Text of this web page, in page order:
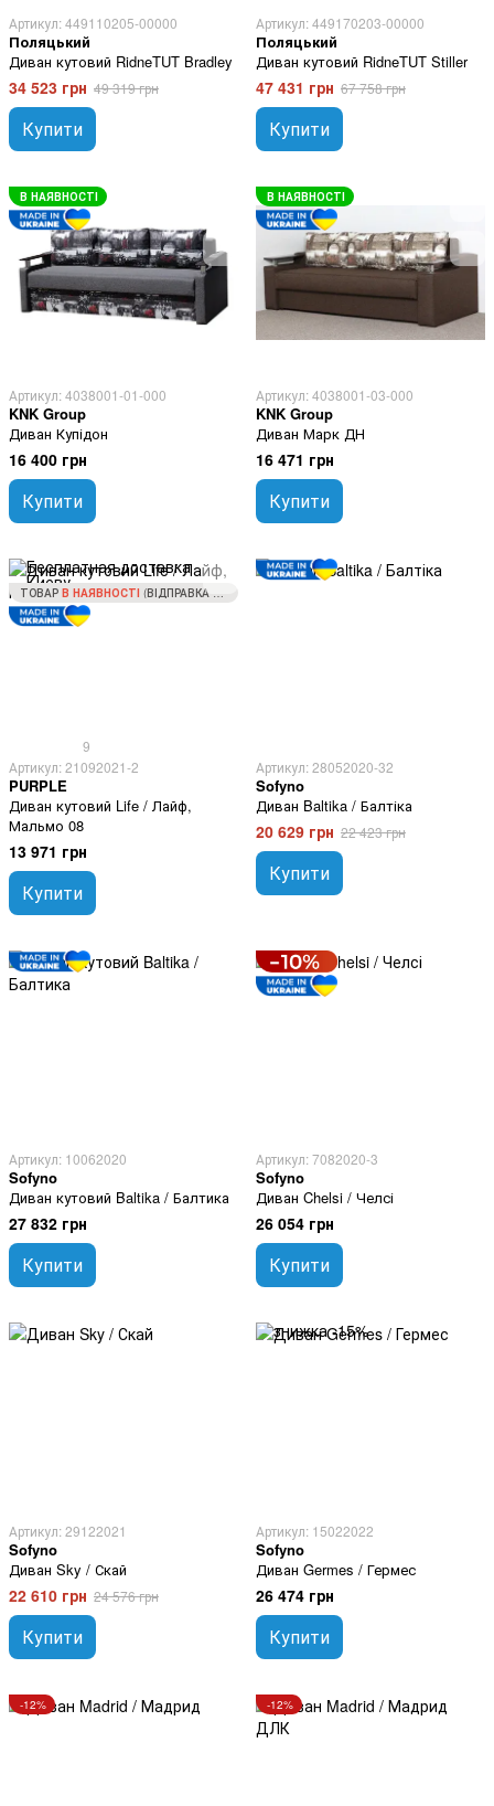
Артикул: 449110205-00000
Поляцький
Диван кутовий RidneTUT Bradley
34 523 грн 49 319 грн
Купити
Артикул: 449170203-00000
Поляцький
Диван кутовий RidneTUT Stiller
47 431 грн 67 758 грн
Купити
В НАЯВНОСТІ
Артикул: 4038001-01-000
KNK Group
Диван Купідон
16 400 грн
Купити
В НАЯВНОСТІ
Артикул: 4038001-03-000
KNK Group
Диван Марк ДН
16 471 грн
Купити
ТОВАР В НАЯВНОСТІ (ВІДПРАВКА ЗА 1 ДЕНЬ)
9
Артикул: 21092021-2
PURPLE
Диван кутовий Life / Лайф,
Мальмо 08
13 971 грн
Купити
Артикул: 28052020-32
Sofyno
Диван Baltika / Балтіка
20 629 грн 22 423 грн
Купити
Артикул: 10062020
Sofyno
Диван кутовий Baltika / Балтика
27 832 грн
Купити
Артикул: 7082020-3
Sofyno
Диван Chelsi / Челсі
26 054 грн
Купити
Артикул: 29122021
Sofyno
Диван Sky / Скай
22 610 грн 24 576 грн
Купити
Артикул: 15022022
Sofyno
Диван Germes / Гермес
26 474 грн
Купити
-12% -12%